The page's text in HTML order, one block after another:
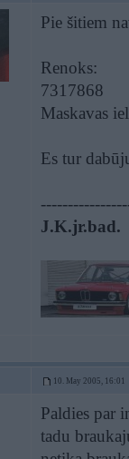
Pie šitiem
Renoks:
7317868
Maskavas
Es tur
J.K.jr.bad.
10. May 2005, 16:01
Paldies par
tadu